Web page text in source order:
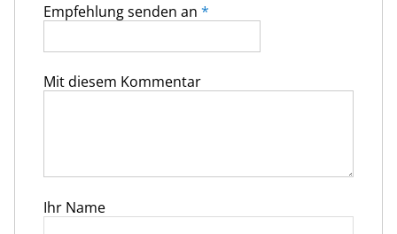
Empfehlung senden an *
Mit diesem Kommentar
Ihr Name